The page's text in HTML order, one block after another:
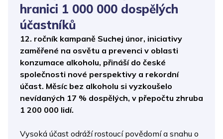
hranici 1 000 000 dospělých
účastníků
12. ročník kampaně Suchej únor, iniciativy
zaměřené na osvětu a prevenci v oblasti
konzumace alkoholu, přináší do české
společnosti nové perspektivy a rekordní
účast. Měsíc bez alkoholu si vyzkoušelo
nevídaných 17 % dospělých, v přepočtu zhruba
1 200 000 lidí.
Vysoká účast odráží rostoucí povědomí a snahu o